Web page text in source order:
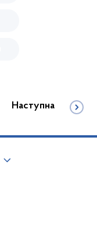
Наступна